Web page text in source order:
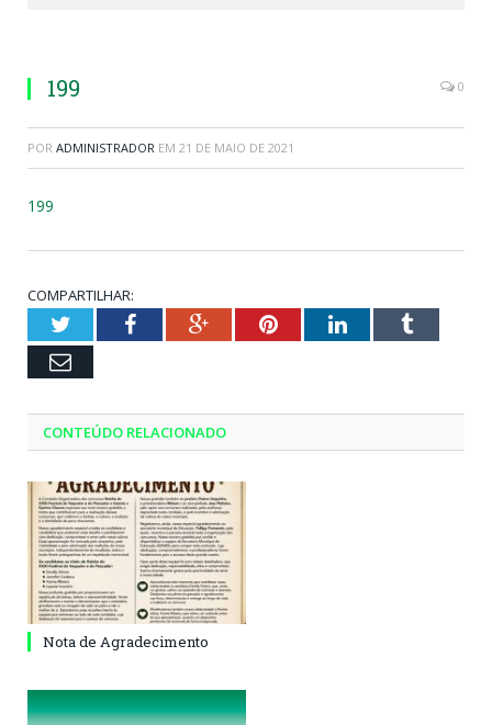
199 0
POR ADMINISTRADOR EM 21 DE MAIO DE 2021
199
COMPARTILHAR:
TwitterFacebookGoogle+PinterestLinkedInTumblr
Email
CONTEÚDO RELACIONADO
Nota de Agradecimento